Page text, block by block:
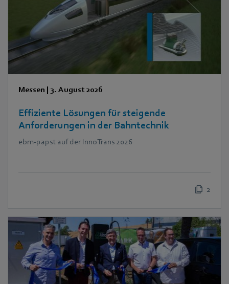
Messen | 3. August 2026
Effiziente Lösungen für steigende
Anforderungen in der Bahntechnik
ebm‑papst auf der InnoTrans 2026
2